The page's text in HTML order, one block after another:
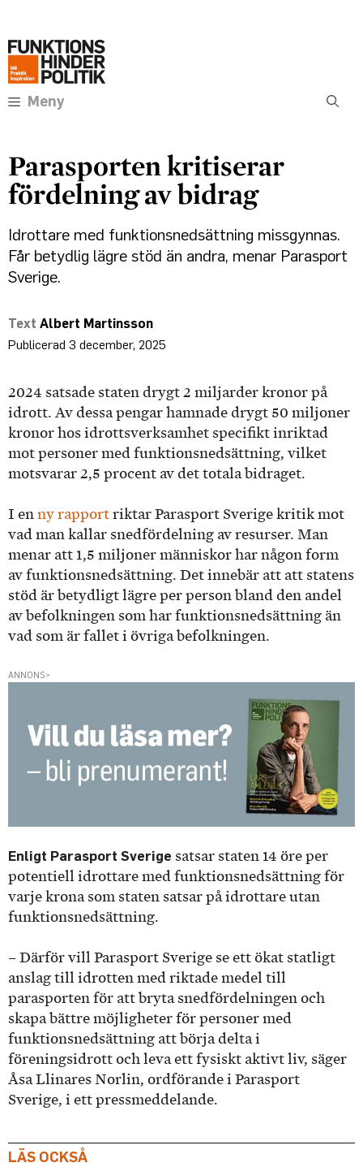
innehåll
Meny
Parasporten kritiserar
fördelning av bidrag
Idrottare med funktionsnedsättning missgynnas.
Får betydlig lägre stöd än andra, menar Parasport
Sverige.
Albert Martinsson
3 december, 2025
2024 satsade staten drygt 2 miljarder kronor på
idrott. Av dessa pengar hamnade drygt 50 miljoner
kronor hos idrottsverksamhet specifikt inriktad
mot personer med funktionsnedsättning, vilket
motsvarar 2,5 procent av det totala bidraget.
I en ny rapport riktar Parasport Sverige kritik mot
vad man kallar snedfördelning av resurser. Man
menar att 1,5 miljoner människor har någon form
av funktionsnedsättning. Det innebär att att statens
stöd är betydligt lägre per person bland den andel
av befolkningen som har funktionsnedsättning än
vad som är fallet i övriga befolkningen.
ANNONS>
Enligt Parasport Sverige satsar staten 14 öre per
potentiell idrottare med funktionsnedsättning för
varje krona som staten satsar på idrottare utan
funktionsnedsättning.
– Därför vill Parasport Sverige se ett ökat statligt
anslag till idrotten med riktade medel till
parasporten för att bryta snedfördelningen och
skapa bättre möjligheter för personer med
funktionsnedsättning att börja delta i
föreningsidrott och leva ett fysiskt aktivt liv, säger
Åsa Llinares Norlin, ordförande i Parasport
Sverige, i ett pressmeddelande.
LÄS OCKSÅ